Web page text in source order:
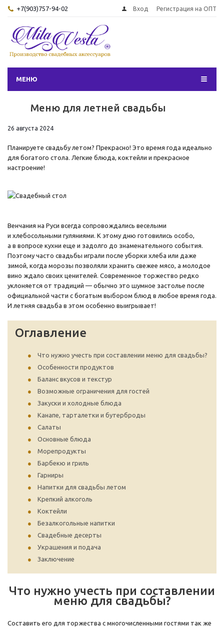
+7(903)757-94-02 Вход Регистрация на ОПТ
МЕНЮ
Меню для летней свадьбы
26 августа 2024
Планируете свадьбу летом? Прекрасно! Это время года идеально
для богатого стола. Легкие блюда, коктейли и прекрасное
настроение!
Венчания на Руси всегда сопровождались веселыми
и хлебосольными гуляниями. К этому дню готовились особо,
а в вопросе кухни еще и задолго до знаменательного события.
Поэтому часто свадьбы играли после уборки хлеба или даже
зимой, когда морозы позволяли хранить свежее мясо, а молодое
вино ждало своих ценителей. Современное торжество редко
уклоняется от традиций — обычно это шумное застолье после
официальной части с богатым выбором блюд в любое время года.
И летняя свадьба в этом особенно выигрывает!
Оглавление
Что нужно учесть при составлении меню для свадьбы?
Особенности продуктов
Баланс вкусов и текстур
Возможные ограничения для гостей
Закуски и холодные блюда
Канапе, тарталетки и бутерброды
Салаты
Основные блюда
Морепродукты
Барбекю и гриль
Гарниры
Напитки для свадьбы летом
Крепкий алкоголь
Коктейли
Безалкогольные напитки
Свадебные десерты
Украшения и подача
Заключение
Что нужно учесть при составлении
меню для свадьбы?
Составить его для торжества с многочисленными гостями так же